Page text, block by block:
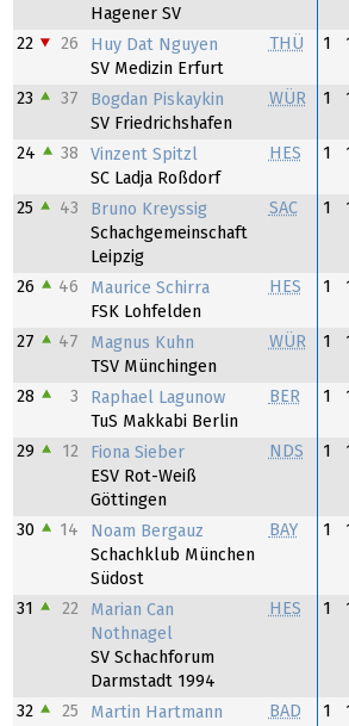
Hagener SV
22 26
Huy Dat Nguyen
SV Medizin Erfurt
THÜ 1 1
23 37
Bogdan Piskaykin
SV Friedrichshafen
WÜR 1 1
24 38
Vinzent Spitzl
SC Ladja Roßdorf
HES 1 1
25 43
Bruno Kreyssig
Schachgemeinschaft
Leipzig
SAC 1 1
26 46
Maurice Schirra
FSK Lohfelden
HES 1 1
27 47
Magnus Kuhn
TSV Münchingen
WÜR 1 1
28 3
Raphael Lagunow
TuS Makkabi Berlin
BER 1 1
29 12
Fiona Sieber
ESV Rot-Weiß
Göttingen
NDS 1 1
30 14
Noam Bergauz
Schachklub München
Südost
BAY 1 1
31 22
Marian Can
Nothnagel
SV Schachforum
Darmstadt 1994
HES 1 1
32 25
Martin Hartmann
BAD 1 1